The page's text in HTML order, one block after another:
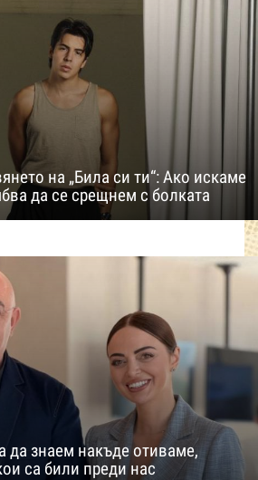
на „Била си ти“: Ако искаме
да се срещнем с болката
да знаем накъде отиваме,
са били преди нас